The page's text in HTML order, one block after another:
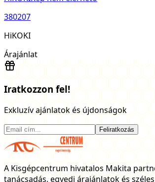
380207
HiKOKI
Árajánlat
Iratkozzon fel!
Exkluzív ajánlatok és újdonságok
Feliratkozás
A Kisgépcentrum hivatalos Makita
tanácsadás, egyedi árajánlatok és széles